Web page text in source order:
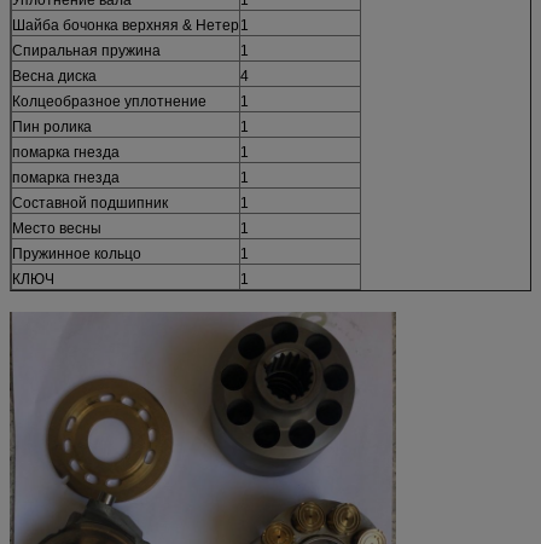
Шайба бочонка верхняя & Нетер 1
Спиральная пружина
1
Весна диска
4
Колцеобразное уплотнение
1
Пин ролика
1
помарка гнезда
1
помарка гнезда
1
Составной подшипник
1
Место весны
1
Пружинное кольцо
1
КЛЮЧ
1